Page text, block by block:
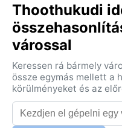
Thoothukudi
várossal
Keressen rá bármely
össze egymás mellett a
körülményeket és az